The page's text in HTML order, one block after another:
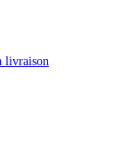
livraison